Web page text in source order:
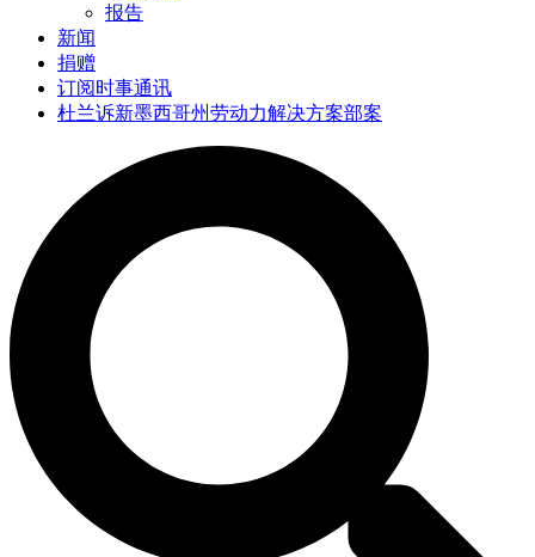
报告
新闻
捐赠
订阅时事通讯
杜兰诉新墨西哥州劳动力解决方案部案